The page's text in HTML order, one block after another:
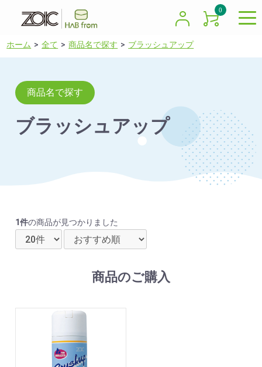
0
ホーム 全て 商品名で探す ブラッシュアップ
商品名で探す
ブラッシュアップ
1件の商品が見つかりました
商品のご購入